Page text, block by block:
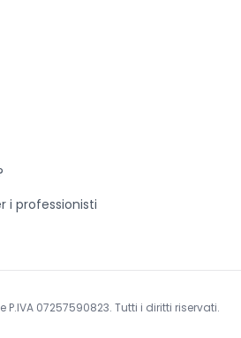
i professionisti
07257590823. Tutti i diritti riservati.